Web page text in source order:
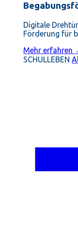
Digitale
Förderung für
Mehr erfahren
SCHULLEBEN